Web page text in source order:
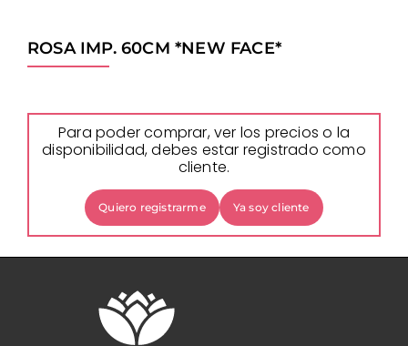
ROSA IMP. 60CM *NEW FACE*
Para poder comprar, ver los precios o la
disponibilidad, debes estar registrado como
cliente.
Quiero registrarme Ya soy cliente